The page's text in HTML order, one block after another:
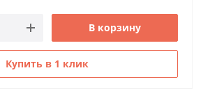
В корзину
Купить в 1 клик